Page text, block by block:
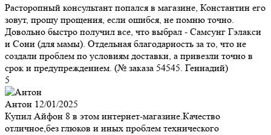
Расторопный консультант попался в магазине, Константин его
зовут, прощу прощения, если ошибся, не помню точно.
Довольно быстро получил все, что выбрал - Самсунг Гэлакси
и Сони (для мамы). Отдельная благодарность за то, что не
создали проблем по условиям доставки, а привезли точно в
срок и предупреждением. (№ заказа 54545. Геннадий)
5
Антон 12/01/2025
Купил Айфон 8 в этом интернет-магазине.Качество
отличное,без глюков и иных проблем технического